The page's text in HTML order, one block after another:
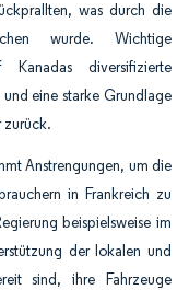
was durch die
wurde. Wichtige
Kanadas diversifizierte
eine starke Grundlage
zurück.
Anstrengungen, um die
in Frankreich zu
beispielsweise im
der lokalen und
sind, ihre Fahrzeuge